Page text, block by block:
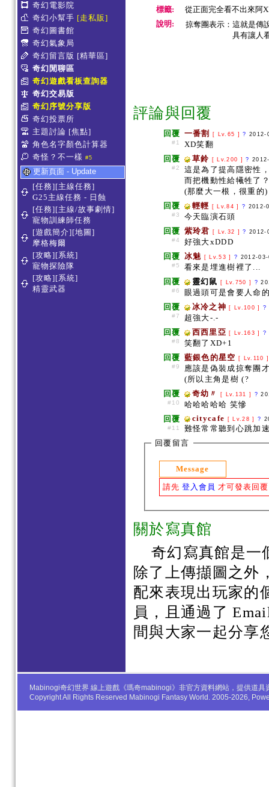
奇幻電影院
奇幻小幫手 [走私販]
奇幻圖書館
奇幻氣象局
奇幻留言版 [精華區]
奇幻閒聊區
奇幻遊戲看板查詢器
奇幻交易版
奇幻序號分享版
奇幻投票所
主題討論 [焦點]
角色名字顏色計算器
奇怪？不一樣 #5
更新頁面 - Update
[任務][主線任務]
G25主線任務 - 日蝕
[任務][主線/故事劇情]
寵物訓練師任務
[遊戲簡介][地圖]
摩格梅爾
[攻略][系統]
寵物探險隊
[攻略][系統]
精靈武器
標籤:
從正面完全看不出來阿
說明:
掠奪團表示：這就是傳
具有讓人看了就
評論與回覆
回覆
#1
一番割 [ Lv.65 ]?
XD笑翻
回覆
#2
草鈴 [ Lv.200 ]?
這是為了提高隱密性
而把機動性給犧牲了
(那麼大一根，很重的)
回覆
#3
輕輕 [ Lv.84 ] ? 2012-
今天臨演石頭
回覆
#4
紫玲君 [ Lv.32 ]?
好強大xDDD
回覆
#5
冰魅 [ Lv.53 ] ? 2012-
看來是埋進樹裡了...
回覆
#6
靈幻鼠 [ Lv.750 ] ?
眼過頭可是會要人命
回覆
#7
冰冷之神 [ Lv.100 ] ?
超強大-.-
回覆
#8
西西里亞 [ Lv.163 ] ?
笑翻了XD+1
回覆
#9
藍銀色的星空 [ Lv.110
應該是偽裝成掠奪團
(所以主角是樹 (?
回覆
#10
奇幼〃 [ Lv.131 ] ?
哈哈哈哈哈 笑慘
回覆
#11
citycafe [ Lv.28 ] ?
難怪常常聽到心跳加
回覆留言
Message
請先 登入會員 才可發表回
關於寫真館
奇幻寫真館是一
除了上傳擷圖之外
配來表現出玩家的
員，且通過了
間與大家一起分享
Mabinogi奇幻世界 線上遊戲《瑪奇mabinogi》非官方資料網站，提供道
Copyright All Rights Reserved Mabinogi Fantasy World. 2005-2026,